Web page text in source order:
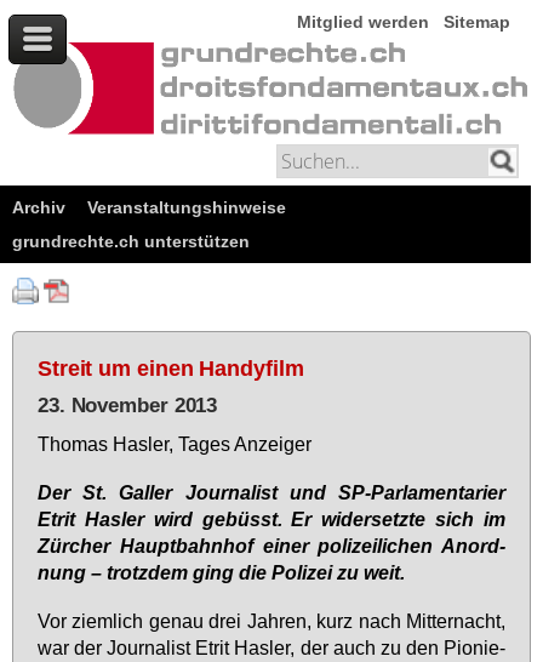
Mitglied werden Sitemap
Archiv
Veranstaltungshinweise
grundrechte.ch unterstützen
Streit um einen Handyfilm
23. November 2013
Tho­mas Has­ler, Ta­ges An­zei­ger
Der St. Gal­ler Jour­na­list und SP-Par­la­men­ta­ri­er
Etrit Has­ler wird ge­büsst. Er wi­der­setz­te sich im
Zür­cher Haupt­bahn­hof ei­ner po­li­zei­li­chen An­ord­
nung – trotz­dem ging die Po­li­zei zu weit.
Vor ziem­lich ge­nau drei Jah­ren, kurz nach Mit­ter­nacht,
war der Jour­na­list Etrit Has­ler, der auch zu den Pio­nie­